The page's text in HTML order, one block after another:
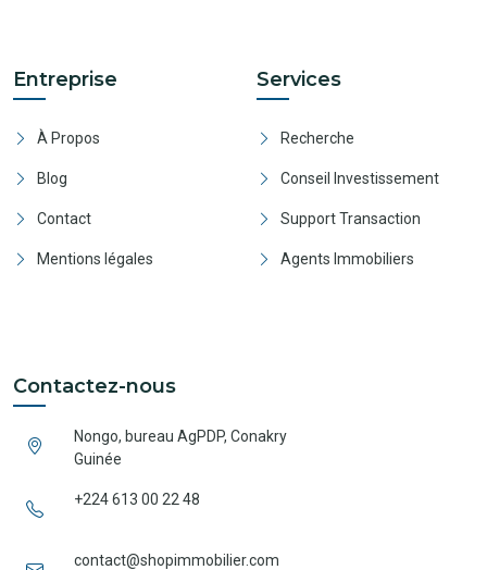
Entreprise
À Propos
Blog
Contact
Mentions légales
Services
Recherche
Conseil Investissement
Support Transaction
Agents Immobiliers
Contactez-nous
Nongo, bureau AgPDP, Conakry
Guinée
+224 613 00 22 48
contact@shopimmobilier.com